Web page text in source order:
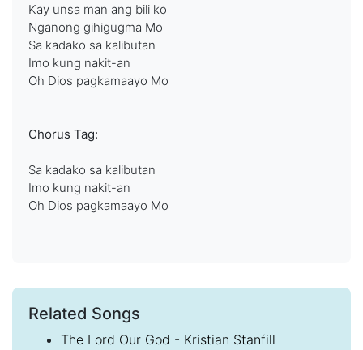
Kay unsa man ang bili ko
Nganong gihigugma Mo
Sa kadako sa kalibutan
Imo kung nakit-an
Oh Dios pagkamaayo Mo
Chorus Tag:
Sa kadako sa kalibutan
Imo kung nakit-an
Oh Dios pagkamaayo Mo
Related Songs
The Lord Our God - Kristian Stanfill